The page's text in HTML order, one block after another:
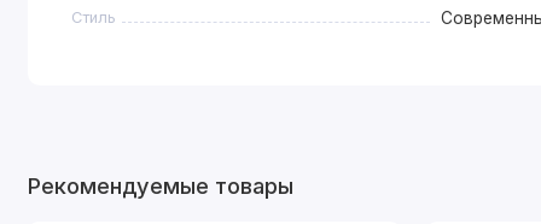
Стиль
Рекомендуемые товары